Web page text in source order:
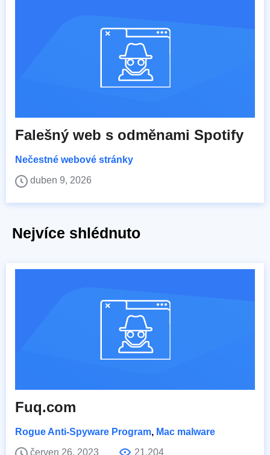
Falešný web s odměnami Spotify
Nečestné webové stránky
duben 9, 2026
Nejvíce shlédnuto
Fuq.com
Rogue Anti-Spyware Program, Mac malware
červen 26, 2023
21,204